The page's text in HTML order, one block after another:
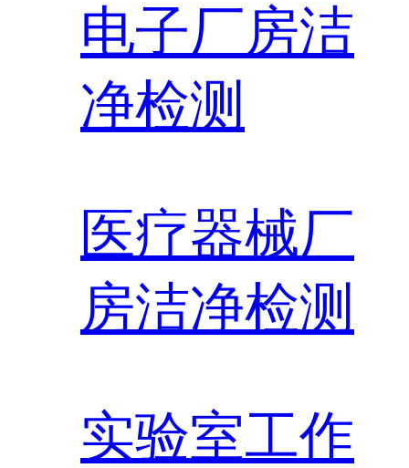
电子厂房洁
净检测
医疗器械厂
房洁净检测
实验室工作